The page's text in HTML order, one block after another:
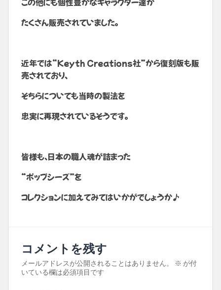
たくさん販売されていました。
近年では“Keyth Creations社”から復刻版も販
売されており、
そちらについても当時の製法を
忠実に再現されているそうです。
皆様も、日本の職人魂が詰まった
“ポップシーズ”を
コレクションに加えてみてはいかがでしょうか♪
コメントを残す
メールアドレスが公開されることはありません。 ※ が付
いている欄は必須項目です